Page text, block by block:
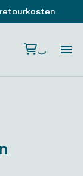
retourkosten